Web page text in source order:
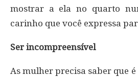
mostrar a ela no quarto
carinho que você expressa
Ser incompreensível
As mulher precisa saber que é